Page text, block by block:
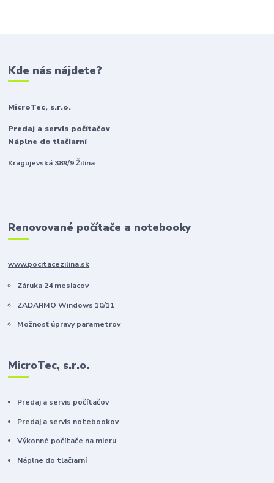
Kde nás nájdete?
MicroTec, s.r.o.
Predaj a servis počítačov
Náplne do tlačiarní
Kragujevská 389/9 Žilina
Renovované počítače a notebooky
www.pocitacezilina.sk
Záruka 24 mesiacov
ZADARMO Windows 10/11
Možnosť úpravy parametrov
MicroTec, s.r.o.
Predaj a servis počítačov
Predaj a servis notebookov
Výkonné počítače na mieru
Náplne do tlačiarní